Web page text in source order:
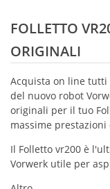
FOLLETTO
ORIGINALI
Acquista on line
del nuovo robot
originali per il tuo
massime
Il Folletto vr200 è
Vorwerk utile per